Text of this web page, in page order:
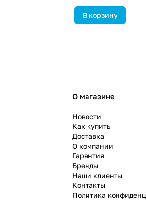
В корзину
О магазине
Новости
Как купить
Доставка
О компании
Гарантия
Бренды
Наши клиенты
Контакты
Политика